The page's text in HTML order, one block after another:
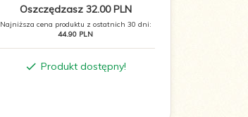
Produkt dostępny!
Oszczędzasz 32.00 PLN
Najniższa cena produktu z ostatnich 30 dni:
44.90 PLN